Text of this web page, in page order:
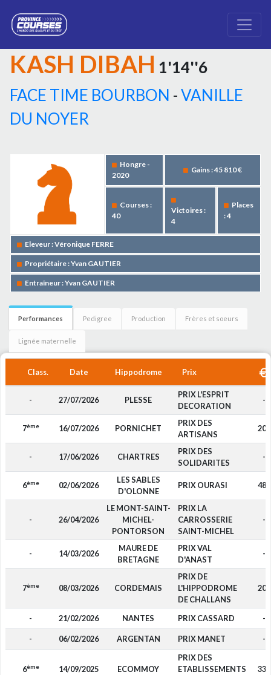
KASH DIBAH 1'14''6
FACE TIME BOURBON -VANILLE
DU NOYER
Hongre -
2020
Gains : 45 810 €
Courses :
40
Victoires :
4
Places
: 4
Eleveur : Véronique FERRE
Propriétaire : Yvan GAUTIER
Entraîneur : Yvan GAUTIER
Performances Pedigree Production Frères et soeurs
Lignée maternelle
Class. Date Hippodrome Prix
- 27/07/2026 PLESSE
PRIX L'ESPRIT
DECORATION
-
7ème 16/07/2026 PORNICHET
PRIX DES
ARTISANS
200
- 17/06/2026 CHARTRES
PRIX DES
SOLIDARITES
-
6ème 02/06/2026
LES SABLES
D'OLONNE
PRIX OURASI 480
- 26/04/2026
LE MONT-SAINT-
MICHEL-
PONTORSON
PRIX LA
CARROSSERIE
SAINT-MICHEL
-
- 14/03/2026
MAURE DE
BRETAGNE
PRIX VAL
D'ANAST
-
7ème 08/03/2026 CORDEMAIS
PRIX DE
L'HIPPODROME
DE CHALLANS
200
- 21/02/2026 NANTES PRIX CASSARD -
- 06/02/2026 ARGENTAN PRIX MANET -
6ème 14/09/2025 ECOMMOY
PRIX DES
ETABLISSEMENTS
330